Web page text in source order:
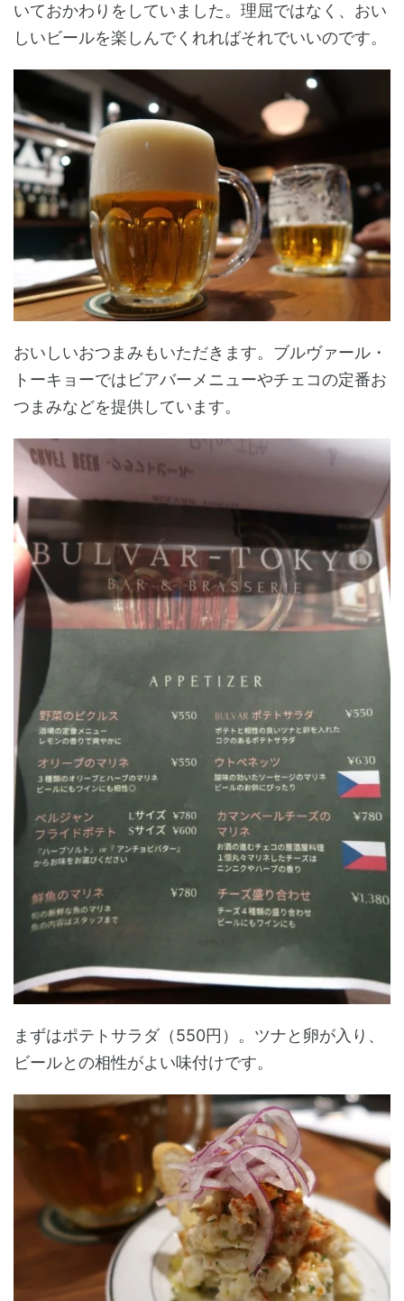
いておかわりをしていました。理屈ではなく、おい
しいビールを楽しんでくれればそれでいいのです。
おいしいおつまみもいただきます。ブルヴァール・
トーキョーではビアバーメニューやチェコの定番お
つまみなどを提供しています。
まずはポテトサラダ（550円）。ツナと卵が入り、
ビールとの相性がよい味付けです。